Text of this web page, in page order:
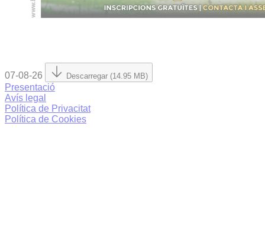
07-08-26 Descarregar (14.95 MB)
Presentació
Avís legal
Política de Privacitat
Política de Cookies